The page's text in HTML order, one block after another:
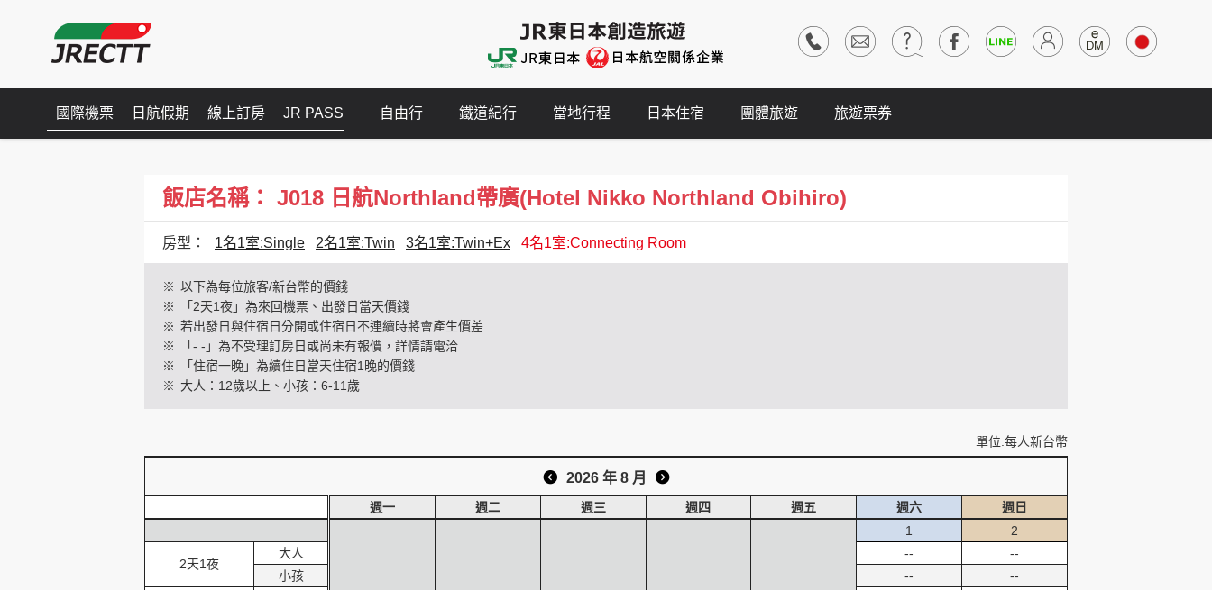
國際機票 日航假期 線上訂房 JR PASS 自由行 鐵道紀行 當地行程 日本住宿 團體旅遊 旅遊票券
飯店名稱： J018 日航Northland帶廣(Hotel Nikko Northland Obihiro)
房型： 1名1室:Single 2名1室:Twin 3名1室:Twin+Ex 4名1室:Connecting Room
※ 以下為每位旅客/新台幣的價錢
※
「2天1夜」為來回機票、出發日當天價錢
※ 若出發日與住宿日分開或住宿日不連續時將會產生價差
※
「- -」為不受理訂房日或尚未有報價，詳情請電洽
※
「住宿一晚」為續住日當天住宿1晚的價錢
※ 大人：12歲以上、小孩：6-11歲
單位:每人新台幣
2026 年 8 月
2天1夜
大人
小孩
週一 週二 週三 週四 週五 週六
週日
1
--
--
2
--
--